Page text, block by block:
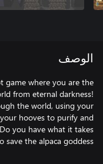
الوصف
game where you are the
from eternal darkness!
the world, using your
hooves to purify and
you have what it takes
save the alpaca goddess?